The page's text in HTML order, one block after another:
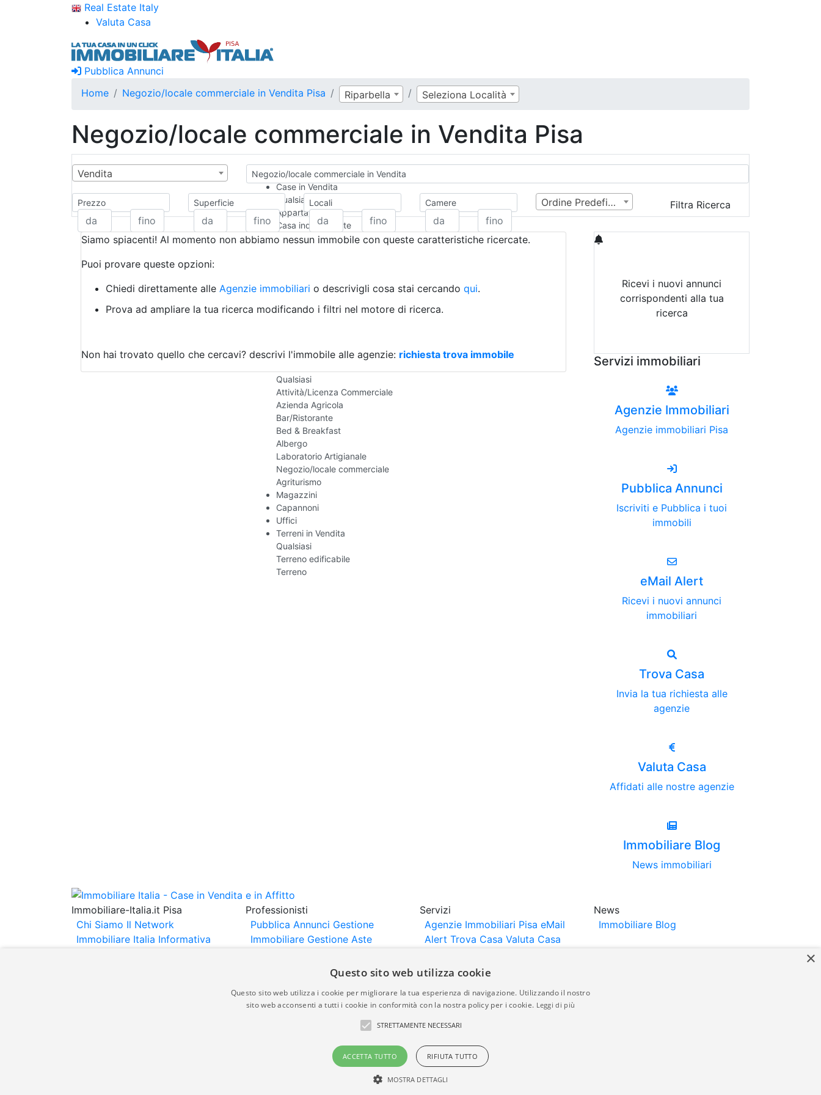
Real Estate Italy
Valuta Casa
Pubblica Annunci
Home
Negozio/locale commerciale in Vendita Pisa Riparbella Seleziona Località
Negozio/locale commerciale in Vendita Pisa
Vendita
Negozio/locale commerciale in Vendita
Case in Vendita
Qualsiasi
Appartamento
Casa indipendente
Casa Semi-indipendente
Rustico/Casale
Camera d'Albergo
Box/Garage
Qualsiasi
Attività/Licenza Commerciale
Azienda Agricola
Bar/Ristorante
Bed & Breakfast
Albergo
Laboratorio Artigianale
Negozio/locale commerciale
Agriturismo
Magazzini
Capannoni
Uffici
Terreni in Vendita
Qualsiasi
Terreno edificabile
Terreno
Prezzo Superficie Locali Camere Ordine Predefinito Filtra Ricerca
Siamo spiacenti! Al momento non abbiamo nessun immobile con queste caratteristiche ricercate.
Puoi provare queste opzioni:
Chiedi direttamente alle Agenzie immobiliari o descrivigli cosa stai cercando qui.
Prova ad ampliare la tua ricerca modificando i filtri nel motore di ricerca.
Non hai trovato quello che cercavi? descrivi l'immobile alle agenzie: richiesta trova immobile
Ricevi i nuovi annunci
corrispondenti alla tua
ricerca
Servizi immobiliari
Agenzie Immobiliari
Agenzie immobiliari Pisa
Pubblica Annunci
Iscriviti e Pubblica i tuoi
immobili
eMail Alert
Ricevi i nuovi annunci
immobiliari
Trova Casa
Invia la tua richiesta alle
agenzie
Valuta Casa
Affidati alle nostre agenzie
Immobiliare Blog
News immobiliari
Immobiliare-Italia.it Pisa
Chi Siamo Il Network
Immobiliare Italia Informativa
Professionisti
Pubblica Annunci Gestione
Immobiliare Gestione Aste
Importazione
Servizi
Agenzie Immobiliari Pisa eMail
Alert Trova Casa Valuta Casa
News
Immobiliare Blog
Gli annunci immobiliari presenti su immobiliare-italia.it vengono pubblicati da agenzie immobiliari e costruttori. La pubblicazione degli annunci
italia.it quindi non è responsabile della veridicità, della correttezza, della completezza, della normativa in materia di privacy e/o di alcun altro
×
Questo sito web utilizza cookie
Questo sito web utilizza i cookie per migliorare la tua esperienza di navigazione. Utilizzando il nostro
sito web acconsenti a tutti i cookie in conformità con la nostra policy per i cookie. Leggi di più
STRETTAMENTE NECESSARI
ACCETTA TUTTO RIFIUTA TUTTO
MOSTRA DETTAGLI